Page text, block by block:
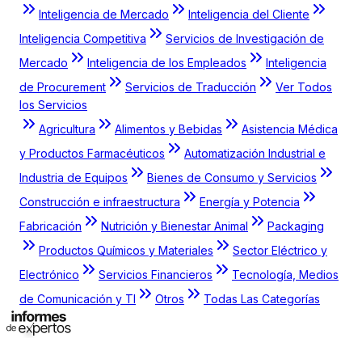
Inteligencia de Mercado
Inteligencia del Cliente
Inteligencia Competitiva
Servicios de Investigación de
Mercado
Inteligencia de los Empleados
Inteligencia
de Procurement
Servicios de Traducción
Ver Todos
los Servicios
Agricultura
Alimentos y Bebidas
Asistencia Médica
y Productos Farmacéuticos
Automatización Industrial e
Industria de Equipos
Bienes de Consumo y Servicios
Construcción e infraestructura
Energía y Potencia
Fabricación
Nutrición y Bienestar Animal
Packaging
Productos Químicos y Materiales
Sector Eléctrico y
Electrónico
Servicios Financieros
Tecnología, Medios
de Comunicación y TI
Otros Todas Las Categorías